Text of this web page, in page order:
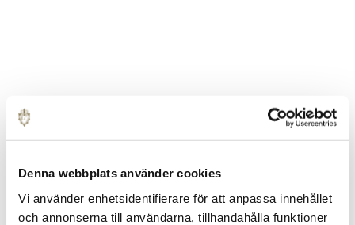
Denna webbplats använder cookies
Vi använder enhetsidentifierare för att anpassa innehållet
och annonserna till användarna, tillhandahålla funktioner